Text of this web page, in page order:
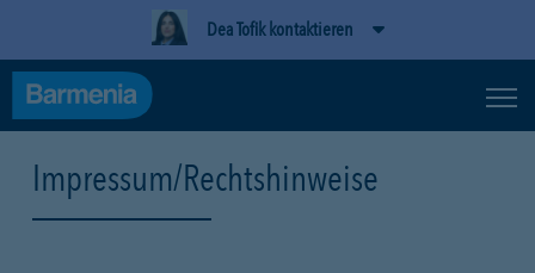
Dea Tofik kontaktieren
Impressum/Rechtshinweise